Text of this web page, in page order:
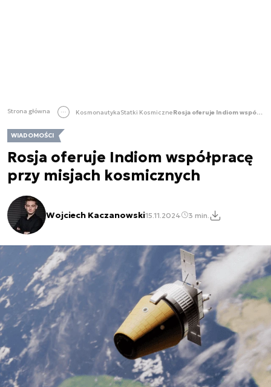
Strona główna KosmonautykaStatki Kosmiczne Rosja oferuje Indiom współpracę przy misjach kosmicznych
WIADOMOŚCI
Rosja oferuje Indiom współpracę
przy misjach kosmicznych
Wojciech Kaczanowski15.11.2024 3 min.